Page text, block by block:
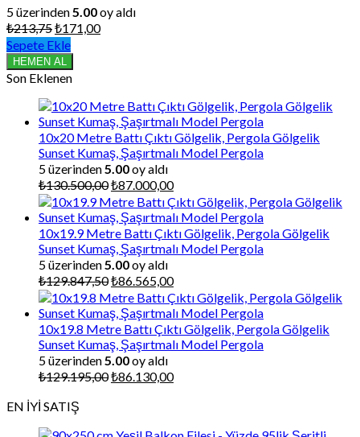
5 üzerinden 5.00oy aldı
₺213,75Orijinal
fiyat:
₺213,75.
₺171,00Şu
Sepete Ekle
HEMEN AL
Son Eklenen
10x20 Metre Battı Çıktı Gölgelik, Pergola Gölgelik
Sunset Kumaş, Şaşırtmalı Model Pergola
5 üzerinden 5.00oy aldı
₺130.500,00Orijinal
fiyat:
₺130.500,00.
₺87.000,00Şu
andaki
fiyat:
₺87.000,00.
10x19.9 Metre Battı Çıktı Gölgelik, Pergola Gölgelik
Sunset Kumaş, Şaşırtmalı Model Pergola
5 üzerinden 5.00oy aldı
₺129.847,50Orijinal
fiyat:
₺129.847,50.
₺86.565,00Şu
andaki
fiyat:
₺86.565,00.
10x19.8 Metre Battı Çıktı Gölgelik, Pergola Gölgelik
Sunset Kumaş, Şaşırtmalı Model Pergola
5 üzerinden 5.00oy aldı
₺129.195,00Orijinal
₺86.130,00Şu
EN İYİ SATIŞ